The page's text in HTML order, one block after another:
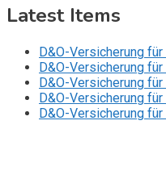
Latest Items
D&O-Versicherung
D&O-Versicherung
D&O-Versicherung
D&O-Versicherung
D&O-Versicherung